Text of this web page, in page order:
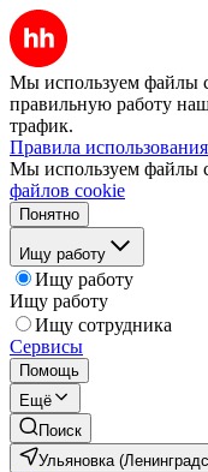
Мы используем файлы
правильную работу
трафик.
Правила
Мы используем файлы
файлов cookie
Понятно
Ищу работу
Ищу работу
Ищу работу
Ищу сотрудника
Сервисы
Помощь
Ещё
Поиск
Ульяновка